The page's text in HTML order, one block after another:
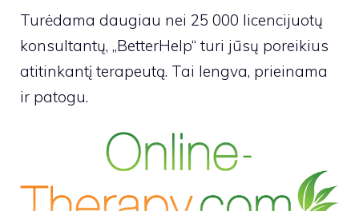
Turėdama daugiau nei 25 000 licencijuotų
konsultantų, „BetterHelp“ turi jūsų poreikius
atitinkantį terapeutą. Tai lengva, prieinama
ir patogu.